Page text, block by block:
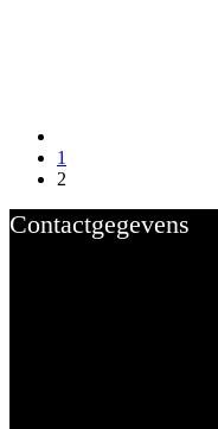
1
2
Contactgegevens